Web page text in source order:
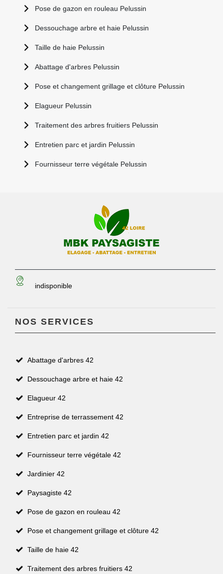
Pose de gazon en rouleau Pelussin
Dessouchage arbre et haie Pelussin
Taille de haie Pelussin
Abattage d'arbres Pelussin
Pose et changement grillage et clôture Pelussin
Elagueur Pelussin
Traitement des arbres fruitiers Pelussin
Entretien parc et jardin Pelussin
Fournisseur terre végétale Pelussin
indisponible
NOS SERVICES
Abattage d'arbres 42
Dessouchage arbre et haie 42
Elagueur 42
Entreprise de terrassement 42
Entretien parc et jardin 42
Fournisseur terre végétale 42
Jardinier 42
Paysagiste 42
Pose de gazon en rouleau 42
Pose et changement grillage et clôture 42
Taille de haie 42
Traitement des arbres fruitiers 42